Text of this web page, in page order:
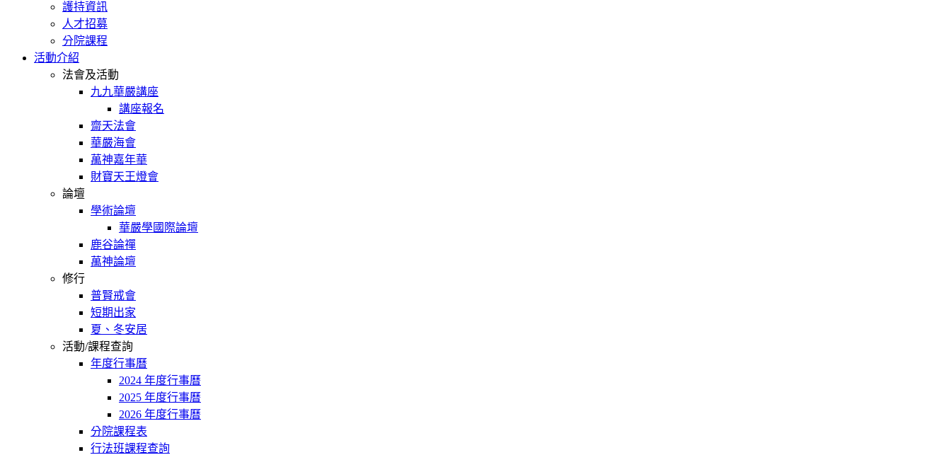
護持資訊
人才招募
分院課程
活動介紹
法會及活動
九九華嚴講座
講座報名
齋天法會
華嚴海會
萬神嘉年華
財寶天王燈會
論壇
學術論壇
華嚴學國際論壇
鹿谷論禪
萬神論壇
修行
普賢戒會
短期出家
夏、冬安居
活動/課程查詢
年度行事曆
2024 年度行事曆
2025 年度行事曆
2026 年度行事曆
分院課程表
行法班課程查詢